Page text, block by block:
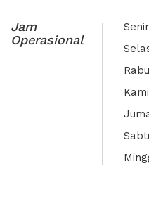
Jam
Operasional
Rabu